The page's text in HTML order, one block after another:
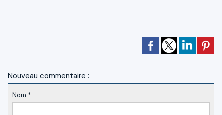
Nouveau commentaire :
Nom * :